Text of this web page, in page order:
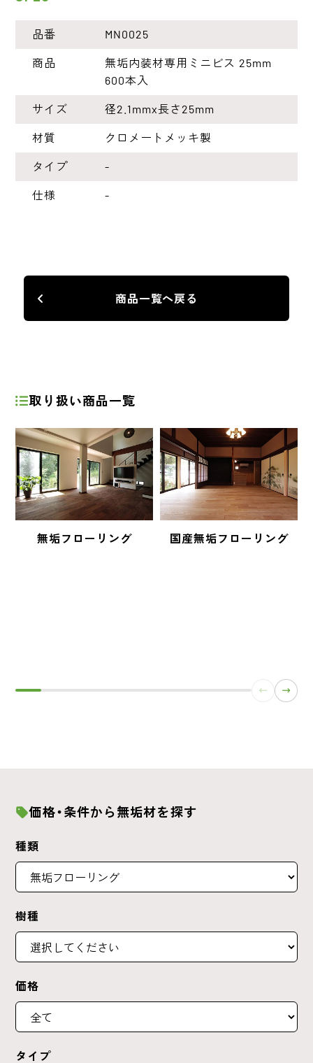
品番 MN0025
商品
無垢内装材専用ミニビス 25mm
600本入
サイズ 径2.1mmx長さ25mm
材質 クロメートメッキ製
タイプ -
仕様 -
商品一覧へ戻る
取り扱い商品一覧
無垢フローリング 国産無垢フローリング
価格・条件から無垢材を探す
種類
樹種
価格
タイプ